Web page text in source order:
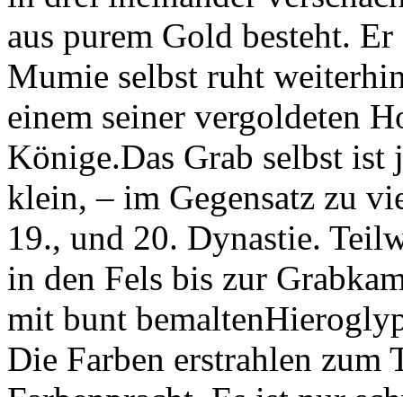
aus purem Gold besteht.
Mumie selbst ruht
einem seiner vergoldeten
Könige.Das Grab selbst ist
klein, – im Gegensatz zu
19., und 20. Dynastie.
in den Fels bis zur
mit bunt
Die Farben erstrahlen